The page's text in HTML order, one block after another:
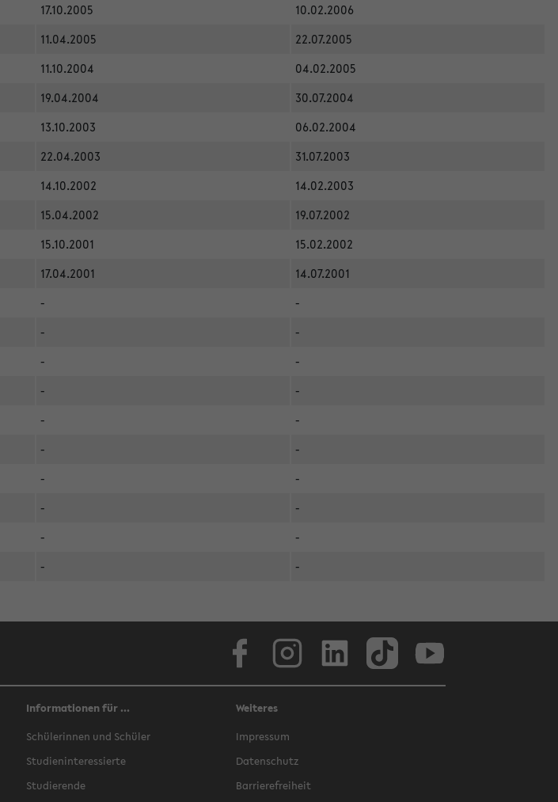
17.10.2005
10.02.2006
11.04.2005
22.07.2005
11.10.2004
04.02.2005
19.04.2004
30.07.2004
13.10.2003
06.02.2004
22.04.2003
31.07.2003
14.10.2002
14.02.2003
15.04.2002
19.07.2002
15.10.2001
15.02.2002
17.04.2001
14.07.2001
-
-
-
-
-
-
-
-
-
-
-
-
-
-
-
-
-
-
- -
Informationen für ...
Schülerinnen und Schüler
Studieninteressierte
Studierende
Weiteres
Impressum
Datenschutz
Barrierefreiheit